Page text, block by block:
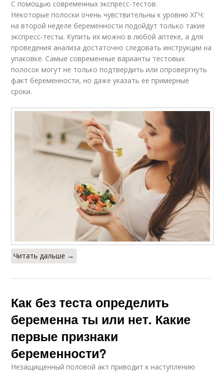
С помощью современных экспресс-тестов.
Некоторые полоски очень чувствительны к уровню ХГЧ:
на второй неделе беременности подойдут только такие
экспресс-тесты. Купить их можно в любой аптеке, а для
проведения анализа достаточно следовать инструкции на
упаковке. Самые современные варианты тестовых
полосок могут не только подтвердить или опровергнуть
факт беременности, но даже указать ее примерные
сроки.
Читать дальше →
Как без теста определить
беременна ты или нет. Какие
первые признаки
беременности?
Незащищенный половой акт приводит к наступлению